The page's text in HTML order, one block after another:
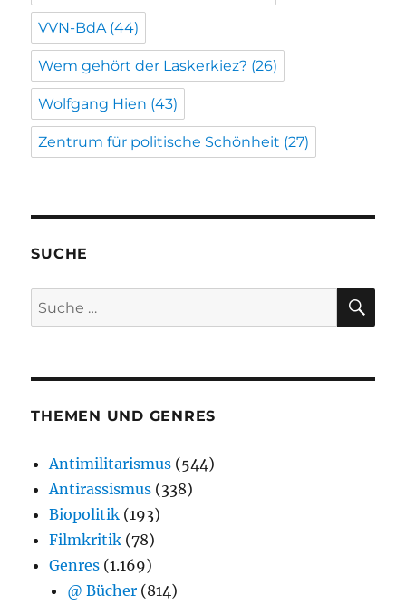
VVN-BdA (44)
Wem gehört der Laskerkiez? (26)
Wolfgang Hien (43)
Zentrum für politische Schönheit (27)
SUCHE
Suche
nach:
THEMEN UND GENRES
Antimilitarismus (544)
Antirassismus (338)
Biopolitik (193)
Filmkritik (78)
Genres (1.169)
@ Bücher (814)